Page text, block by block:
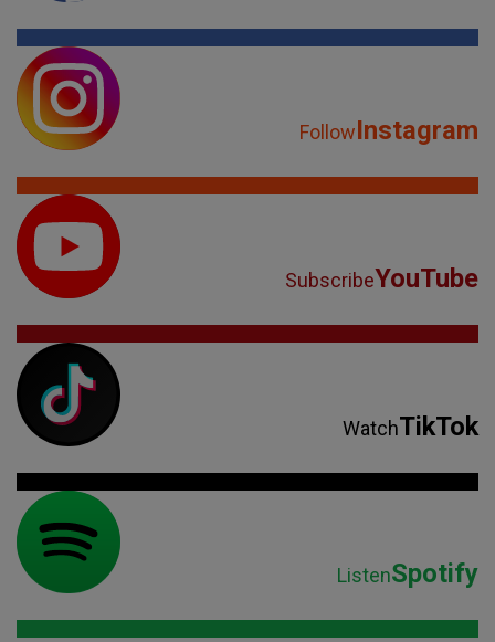
FollowInstagram
SubscribeYouTube
WatchTikTok
ListenSpotify